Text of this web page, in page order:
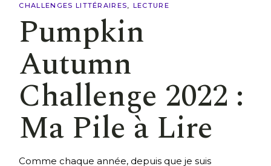
CHALLENGES LITTÉRAIRES
LECTURE
Pumpkin
Autumn
Challenge 2022 :
Ma Pile à Lire
Comme chaque année, depuis que je suis